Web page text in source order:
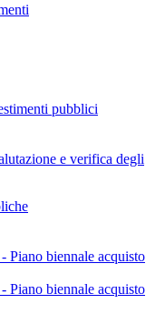
pubblici
e verifica degli
Piano biennale acquisto
Piano biennale acquisto